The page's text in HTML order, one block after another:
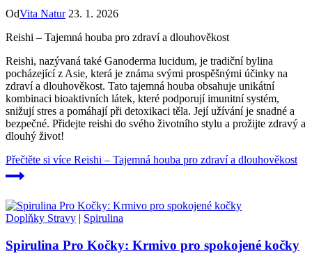
OdVita Natur 23. 1. 2026
Reishi – Tajemná houba pro zdraví a dlouhověkost
Reishi, nazývaná také Ganoderma lucidum, je tradiční bylina
pocházející z Asie, která je známa svými prospěšnými účinky na
zdraví a dlouhověkost. Tato tajemná houba obsahuje unikátní
kombinaci bioaktivních látek, které podporují imunitní systém,
snižují stres a pomáhají při detoxikaci těla. Její užívání je snadné a
bezpečné. Přidejte reishi do svého životního stylu a prožijte zdravý a
dlouhý život!
Přečtěte si více Reishi – Tajemná houba pro zdraví a dlouhověkost
Doplňky Stravy | Spirulina
Spirulina Pro Kočky: Krmivo pro spokojené kočky